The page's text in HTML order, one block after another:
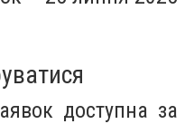
доступна за